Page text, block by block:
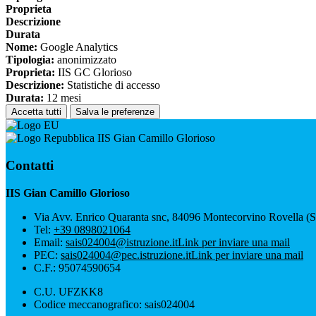
Proprieta
Descrizione
Durata
Nome: Google Analytics
Tipologia: anonimizzato
Proprieta: IIS GC Glorioso
Descrizione: Statistiche di accesso
Durata: 12 mesi
Accetta tutti Salva le preferenze
IIS Gian Camillo Glorioso
Contatti
IIS Gian Camillo Glorioso
Via Avv. Enrico Quaranta snc, 84096 Montecorvino Rovella
Tel: +39 0898021064
Email: sais024004@istruzione.itLink per inviare una mail
PEC: sais024004@pec.istruzione.itLink per inviare una mail
C.F.: 95074590654
C.U. UFZKK8
Codice meccanografico: sais024004